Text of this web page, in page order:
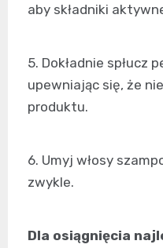
aby składniki
5. Dokładnie spłucz
upewniając się, że
produktu.
6. Umyj włosy
zwykle.
Dla osiągnięcia